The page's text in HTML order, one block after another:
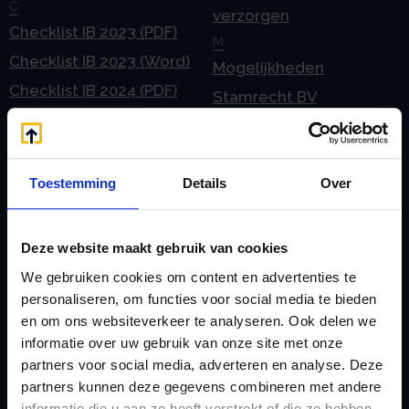
Toestemming Details Over
Deze website maakt gebruik van cookies
We gebruiken cookies om content en advertenties te
personaliseren, om functies voor social media te bieden
en om ons websiteverkeer te analyseren. Ook delen we
informatie over uw gebruik van onze site met onze
partners voor social media, adverteren en analyse. Deze
partners kunnen deze gegevens combineren met andere
C
Checklist IB 2023 (PDF)
Checklist IB 2023 (Word)
Checklist IB 2024 (PDF)
Checklist IB 2024 (Word)
Checklist IB 2025 (PDF)
Checklist IB 2025 (Word)
Contact
eHerkenning voor uw
Stamrecht BV
Emigratie
Emigratie Pensioen BV
Fiscale waardering
verzorgen
M
Mogelijkheden
Stamrecht BV
Ontbinden Stamrecht
Oprichten BV door
StamrechtBV.com
Overdracht vanuit
banksparen